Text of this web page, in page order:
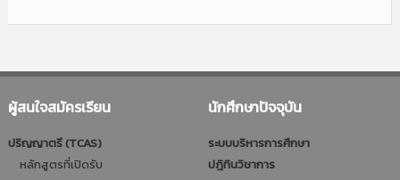
ผู้สนใจสมัครเรียน
ปริญญาตรี (TCAS)
หลักสูตรที่เปิดรับ
นักศึกษาปัจจุบัน
ระบบบริหารการศึกษา
ปฎิทินวิชาการ